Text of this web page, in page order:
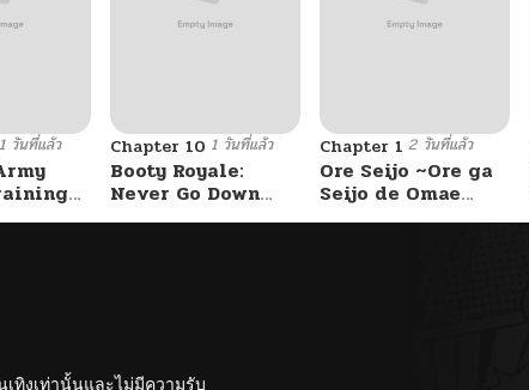
1 วันที่แล้ว Chapter 10 1 วันที่แล้ว
Booty Royale:
Never Go Down
Without A Fight!
Chapter 1 2 วันที่แล้ว
Ore Seijo ~Ore ga
Seijo de Omae
Akuyaku Reijou
ทิงเท่านั้นและไม่มีความรับ